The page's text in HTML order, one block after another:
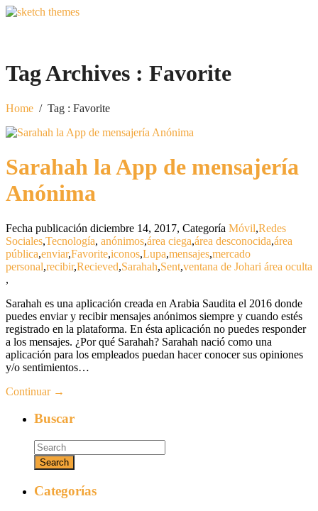
Tag Archives : Favorite
Home / Tag : Favorite
Sarahah la App de mensajería
Anónima
Fecha publicación diciembre 14, 2017, Categoría Móvil,Redes
Sociales,Tecnología, anónimos,área ciega,área desconocida,área
pública,enviar,Favorite,iconos,Lupa,mensajes,mercado
personal,recibir,Recieved,Sarahah,Sent,ventana de Johari área oculta
,
Sarahah es una aplicación creada en Arabia Saudita el 2016 donde
puedes enviar y recibir mensajes anónimos siempre y cuando estés
registrado en la plataforma. En ésta aplicación no puedes responder
a los mensajes. ¿Por qué Sarahah? Sarahah nació como una
aplicación para los empleados puedan hacer conocer sus opiniones
y/o sentimientos…
Continuar →
Buscar
Categorías